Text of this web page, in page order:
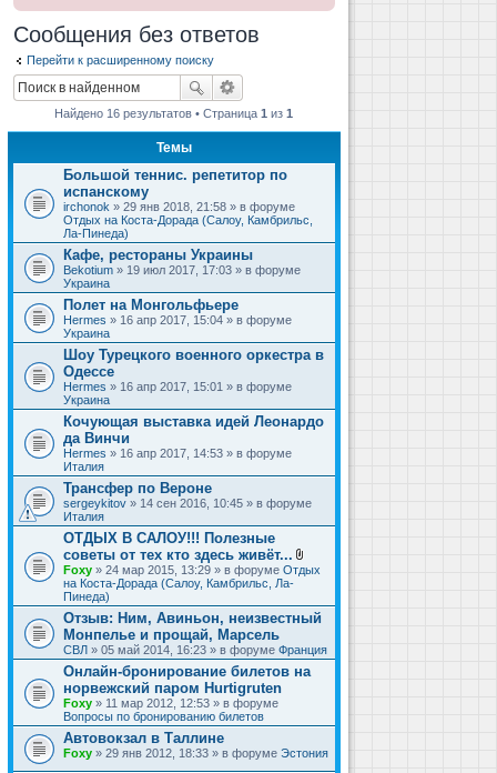
Сообщения без ответов
Перейти к расширенному поиску
Найдено 16 результатов • Страница1 из1
Темы
Большой теннис. репетитор по
испанскому
irchonok » 29 янв 2018, 21:58 » в форуме
Отдых на Коста-Дорада (Салоу, Камбрильс,
Ла-Пинеда)
Кафе, рестораны Украины
Bekotium » 19 июл 2017, 17:03 » в форуме
Украина
Полет на Монгольфьере
Hermes » 16 апр 2017, 15:04 » в форуме
Украина
Шоу Турецкого военного оркестра в
Одессе
Hermes » 16 апр 2017, 15:01 » в форуме
Украина
Кочующая выставка идей Леонардо
да Винчи
Hermes » 16 апр 2017, 14:53 » в форуме
Италия
Трансфер по Вероне
sergeykitov » 14 сен 2016, 10:45 » в форуме
Италия
ОТДЫХ В САЛОУ!!! Полезные
советы от тех кто здесь живёт...
В
л
ж
е
и
я
Foxy » 24 мар 2015, 13:29 » в форуме Отдых
на Коста-Дорада (Салоу, Камбрильс, Ла-
Пинеда)
Отзыв: Ним, Авиньон, неизвестный
Монпелье и прощай, Марсель
СВЛ » 05 май 2014, 16:23 » в форуме Франция
Онлайн-бронирование билетов на
норвежский паром Hurtigruten
Foxy » 11 мар 2012, 12:53 » в форуме
Вопросы по бронированию билетов
Автовокзал в Таллине
Foxy » 29 янв 2012, 18:33 » в форуме Эстония